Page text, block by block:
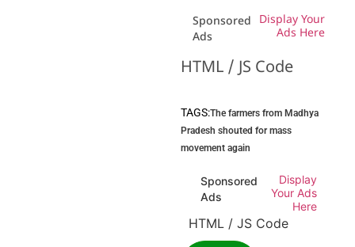
Sponsored
Ads
Display Your
Ads Here
HTML / JS Code
TAGS:The farmers from Madhya
Pradesh shouted for mass
movement again
Sponsored
Ads
Display
Your Ads
Here
HTML / JS Code